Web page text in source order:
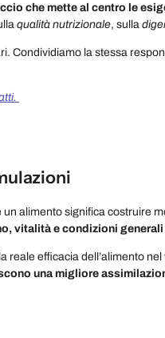
che mette al centro le
qualità nutrizionale, sulla
Condividiamo la stessa
un alimento significa costruire
vitalità e condizioni generali
efficacia dell’alimento
una migliore